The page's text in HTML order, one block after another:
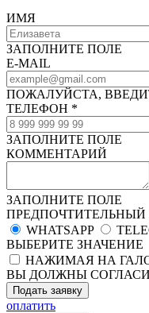
ИМЯ
ЗАПОЛНИТЕ ПОЛЕ
E-MAIL
ПОЖАЛУЙСТА,
ТЕЛЕФОН *
ЗАПОЛНИТЕ ПОЛЕ
КОММЕНТАРИЙ
ЗАПОЛНИТЕ ПОЛЕ
ПРЕДПОЧТИТЕЛЬНЫЙ
WHATSAPP
ВЫБЕРИТЕ ЗНАЧЕНИЕ
НАЖИМАЯ НА
ВЫ ДОЛЖНЫ
Подать заявку
оплатить